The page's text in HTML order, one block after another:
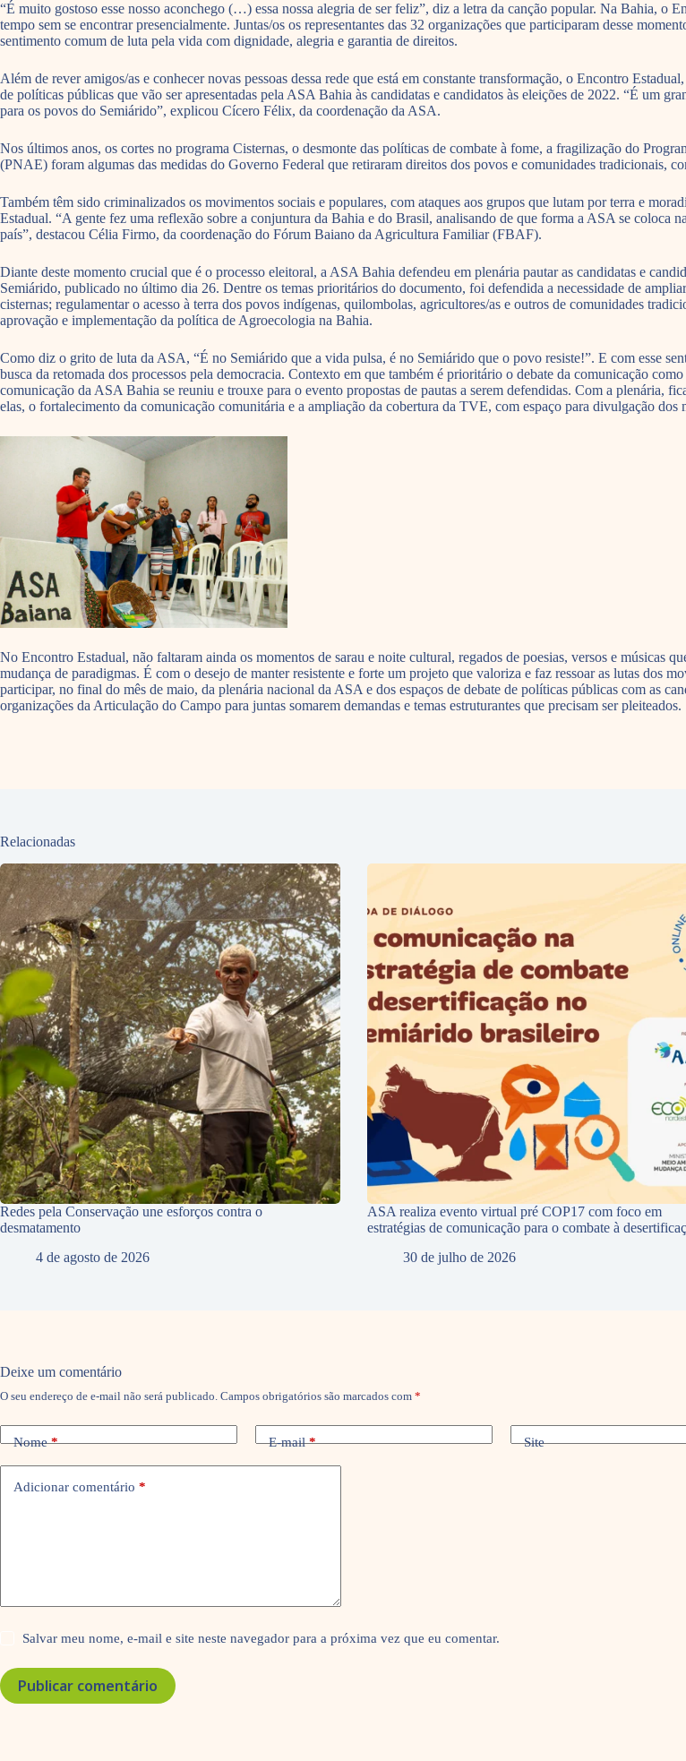
“É muito gostoso esse nosso aconchego (…) essa nossa alegria de ser feliz”, diz a letra da canção popular. Na Bahia, o
tempo sem se encontrar presencialmente. Juntas/os os representantes das 32 organizações que participaram desse
sentimento comum de luta pela vida com dignidade, alegria e garantia de direitos.
Além de rever amigos/as e conhecer novas pessoas dessa rede que está em constante transformação, o Encontro
de políticas públicas que vão ser apresentadas pela ASA Bahia às candidatas e candidatos às eleições de 2022. “É um
para os povos do Semiárido”, explicou Cícero Félix, da coordenação da ASA.
Nos últimos anos, os cortes no programa Cisternas, o desmonte das políticas de combate à fome, a fragilização do
(PNAE) foram algumas das medidas do Governo Federal que retiraram direitos dos povos e comunidades tradicionais,
Também têm sido criminalizados os movimentos sociais e populares, com ataques aos grupos que lutam por terra e
Estadual. “A gente fez uma reflexão sobre a conjuntura da Bahia e do Brasil, analisando de que forma a ASA se coloca
país”, destacou Célia Firmo, da coordenação do Fórum Baiano da Agricultura Familiar (FBAF).
Diante deste momento crucial que é o processo eleitoral, a ASA Bahia defendeu em plenária pautar as candidatas e
Semiárido, publicado no último dia 26. Dentre os temas prioritários do documento, foi defendida a necessidade de
cisternas; regulamentar o acesso à terra dos povos indígenas, quilombolas, agricultores/as e outros de comunidades
aprovação e implementação da política de Agroecologia na Bahia.
Como diz o grito de luta da ASA, “É no Semiárido que a vida pulsa, é no Semiárido que o povo resiste!”. E com esse
busca da retomada dos processos pela democracia. Contexto em que também é prioritário o debate da comunicação
comunicação da ASA Bahia se reuniu e trouxe para o evento propostas de pautas a serem defendidas. Com a plenária,
elas, o fortalecimento da comunicação comunitária e a ampliação da cobertura da TVE, com espaço para divulgação dos
No Encontro Estadual, não faltaram ainda os momentos de sarau e noite cultural, regados de poesias, versos e músicas
mudança de paradigmas. É com o desejo de manter resistente e forte um projeto que valoriza e faz ressoar as lutas dos
participar, no final do mês de maio, da plenária nacional da ASA e dos espaços de debate de políticas públicas com as
organizações da Articulação do Campo para juntas somarem demandas e temas estruturantes que precisam ser pleiteados.
Relacionadas
Redes pela Conservação une esforços contra o
desmatamento
4 de agosto de 2026
ASA realiza evento virtual pré COP17 com foco em
estratégias de comunicação para o combate à
30 de julho de 2026
Deixe um comentário
O seu endereço de e-mail não será publicado. Campos obrigatórios são marcados com *
Nome* E-mail* Site
Adicionar comentário *
Salvar meu nome, e-mail e site neste navegador para a próxima vez que eu comentar.
Publicar comentário